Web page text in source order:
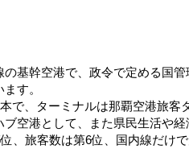
基幹空港で、政令で定める国
す。
で、ターミナルは那覇空港旅
空港として、また県民生活や
、旅客数は第6位、国内線だけ